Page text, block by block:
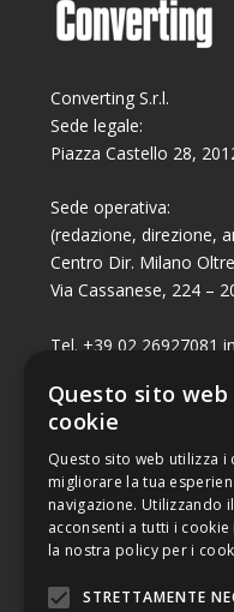
Converting S.r.l.
Sede legale:
Piazza Castello 28,
Sede operativa:
(redazione, direzione,
Centro Dir. Milano
Via Cassanese, 224 –
Tel. +39 02 26927081
Tel. +39 02 26927081
Fax +39 02 26951006
Capitale sociale di Euro
delle Imprese di Milano,
iscritta al Repertorio
2091710. È vietata la
Questo sito
cookie
Questo sito web utilizza i
migliorare la tua
navigazione. Utilizzando
acconsenti a tutti i
la nostra policy per i
STRETTAMENTE